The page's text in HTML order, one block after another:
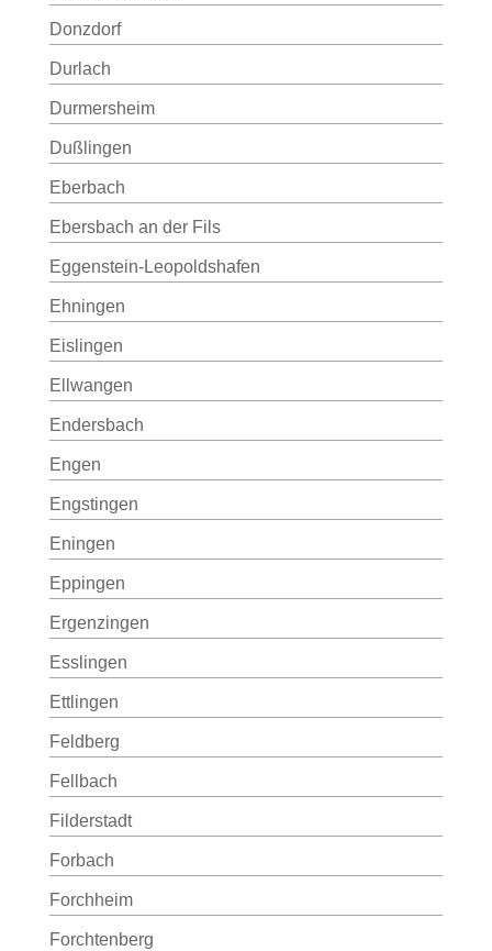
Donzdorf
Durlach
Durmersheim
Dußlingen
Eberbach
Ebersbach an der Fils
Eggenstein-Leopoldshafen
Ehningen
Eislingen
Ellwangen
Endersbach
Engen
Engstingen
Eningen
Eppingen
Ergenzingen
Esslingen
Ettlingen
Feldberg
Fellbach
Filderstadt
Forbach
Forchheim
Forchtenberg